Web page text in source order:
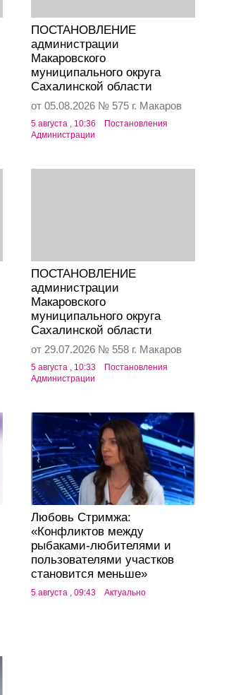
ПОСТАНОВЛЕНИЕ
администрации
Макаровского
муниципального округа
Сахалинской области
от 05.08.2026 № 575 г. Макаров
5 августа , 10:36
Постановления
Администрации
ПОСТАНОВЛЕНИЕ
администрации
Макаровского
муниципального округа
Сахалинской области
от 29.07.2026 № 558 г. Макаров
5 августа , 10:33
Постановления
Администрации
Любовь Стримжа:
«Конфликтов между
рыбаками-любителями и
пользователями участков
становится меньше»
5 августа , 09:43 Актуально